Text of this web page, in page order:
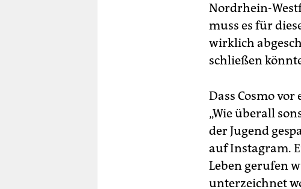
Nordrhein-
muss es für
wirklich
schließen
Dass Cosmo
„Wie überall
der Jugend
auf Instagram.
Leben gerufen
unterzeichnet